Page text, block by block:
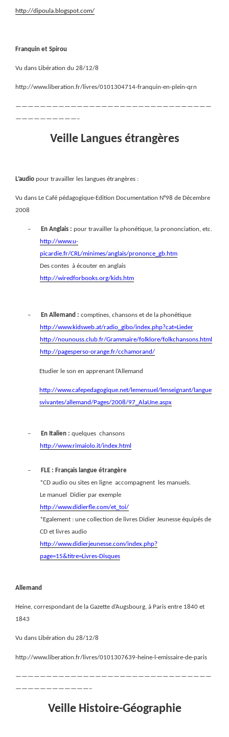
http://dipoula.blogspot.com/
Franquin et Spirou
Vu dans Libération du 28/12/8
http://www.liberation.fr/livres/0101304714-franquin-en-plein-qrn
————————————————————————————————
——————————–
Veille Langues étrangères
L’audio pour travailler les langues étrangères :
Vu dans Le Café pédagogique-Edition Documentation N°98 de Décembre
2008
– En Anglais : pour travailler la phonétique, la prononciation, etc.
http://www.u-
picardie.fr/CRL/minimes/anglais/prononce_gb.htm
Des contes à écouter en anglais
http://wiredforbooks.org/kids.htm
– En Allemand : comptines, chansons et de la phonétique
http://www.kidsweb.at/radio_gibo/index.php?cat=Lieder
http://nounouss.club.fr/Grammaire/folklore/folkchansons.html
http://pagesperso-orange.fr/cchamorand/
Etudier le son en apprenant l’Allemand
http://www.cafepedagogique.net/lemensuel/lenseignant/langue
svivantes/allemand/Pages/2008/97_AlaUne.aspx
– En Italien : quelques chansons
http://www.rimaiolo.it/index.html
–
FLE : Français langue étrangère
*CD audio ou sites en ligne accompagnent les manuels.
Le manuel
Didier par exemple
http://www.didierfle.com/et_toi/
*Egalement : une collection de livres Didier Jeunesse équipés de
CD et livres audio
http://www.didierjeunesse.com/index.php?
page=15&titre=Livres-Disques
Allemand
Heine, correspondant de la Gazette d’Augsbourg, à Paris entre 1840 et
1843
Vu dans Libération du 28/12/8
http://www.liberation.fr/livres/0101307639-heine-l-emissaire-de-paris
————————————————————————————————
————————————–
Veille Histoire-Géographie